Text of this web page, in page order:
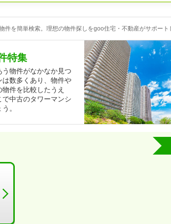
を簡単検索。理想の物件探しをgoo住宅・不動産がサポート
特集
物件がなかなか見つ
数多くあり、物件や
件を比較したうえ
中古のタワーマンシ
。